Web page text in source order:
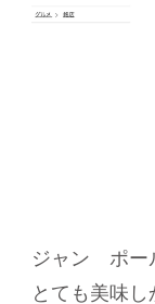
ジャン ポー
とても美味し